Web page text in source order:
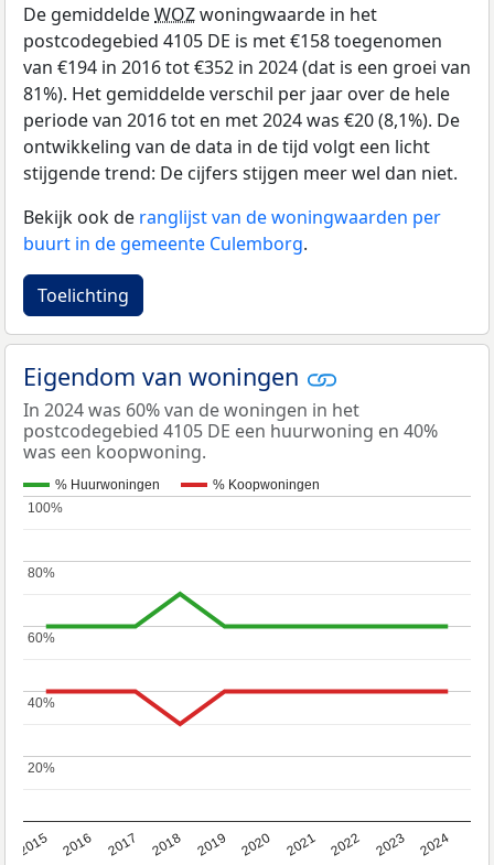
De gemiddeldeWOZwoningwaarde in het
postcodegebied 4105 DE is met €158 toegenomen
van €194 in 2016 tot €352 in 2024 (dat is een groei van
81%). Het gemiddelde verschil per jaar over de hele
periode van 2016 tot en met 2024 was €20 (8,1%). De
ontwikkeling van de data in de tijd volgt een licht
stijgende trend: De cijfers stijgen meer wel dan niet.
Bekijk ook de ranglijst van de woningwaarden per
buurt in de gemeente Culemborg.
Toelichting
Eigendom van woningen
In 2024 was 60% van de woningen in het
postcodegebied 4105 DE een huurwoning en 40%
was een koopwoning.
% Huurwoningen % Koopwoningen
2015 2016 2017 2018 2019 2020 2021 2022 2023 2024
20%
20%
40%
40%
60%
60%
80%
80%
100%
100%